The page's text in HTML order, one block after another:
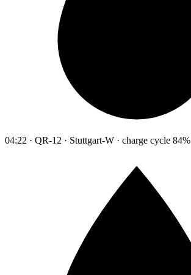
04:22 · QR-12 · Stuttgart-W · charge cycle 84%